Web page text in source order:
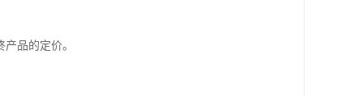
品的定价。